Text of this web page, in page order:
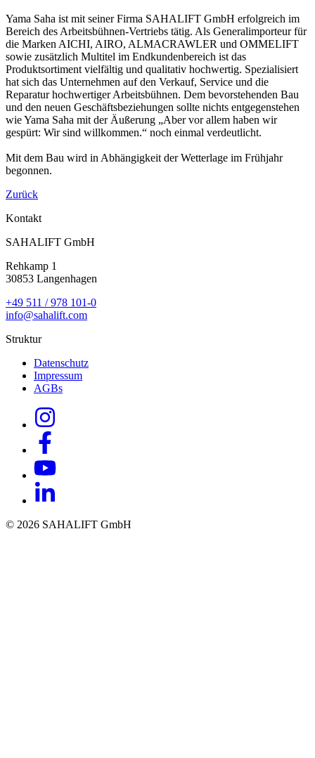
Yama Saha ist mit seiner Firma SAHALIFT GmbH erfolgreich im
Bereich des Arbeitsbühnen-Vertriebs tätig. Als Generalimporteur für
die Marken AICHI, AIRO, ALMACRAWLER und OMMELIFT
sowie zusätzlich Multitel im Endkundenbereich ist das
Produktsortiment vielfältig und qualitativ hochwertig. Spezialisiert
hat sich das Unternehmen auf den Verkauf, Service und die
Reparatur hochwertiger Arbeitsbühnen. Dem bevorstehenden Bau
und den neuen Geschäftsbeziehungen sollte nichts entgegenstehen
wie Yama Saha mit der Äußerung „Aber vor allem haben wir
gespürt: Wir sind willkommen.“ noch einmal verdeutlicht.
Mit dem Bau wird in Abhängigkeit der Wetterlage im Frühjahr
begonnen.
Zurück
Kontakt
SAHALIFT GmbH
Rehkamp 1
30853 Langenhagen
+49 511 / 978 101-0
info@sahalift.com
Struktur
Datenschutz
Impressum
AGBs
© 2026 SAHALIFT GmbH